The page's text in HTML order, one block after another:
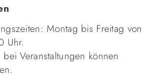
Montag bis Freitag von
Uhr.
Veranstaltungen können